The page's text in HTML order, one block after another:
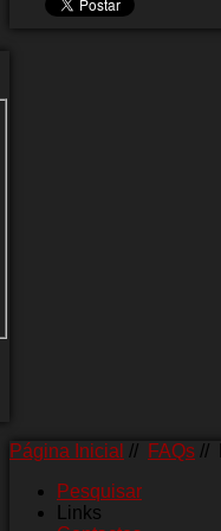
Página Inicial // FAQs //
Pesquisar
Links